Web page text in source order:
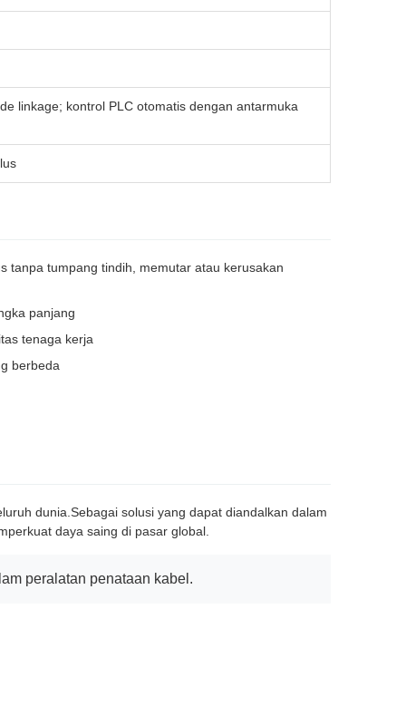
linkage; kontrol PLC otomatis dengan antarmuka
tanpa tumpang tindih, memutar atau kerusakan
panjang
tenaga kerja
berbeda
dunia.Sebagai solusi yang dapat diandalkan dalam
daya saing di pasar global.
peralatan penataan kabel.